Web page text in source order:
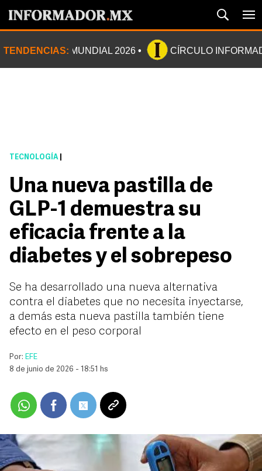
TENDENCIAS: MUNDIAL 2026 CÍRCULO
TECNOLOGÍA
Una nueva pastilla de
GLP-1 demuestra su
eficacia frente a la
diabetes y el sobrepeso
Se ha desarrollado una nueva alternativa
contra el diabetes que no necesita inyectarse,
a demás esta nueva pastilla también tiene
efecto en el peso corporal
Por: EFE
8 de junio de 2026 - 18:51 hs